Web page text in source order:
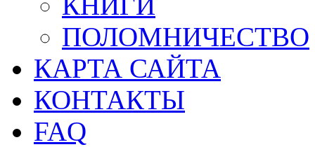
ПОЛОМНИЧЕСТВО
КАРТА САЙТА
КОНТАКТЫ
FAQ